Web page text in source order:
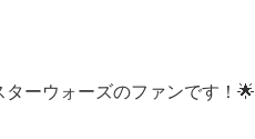
ターウォーズのファンです！🌟